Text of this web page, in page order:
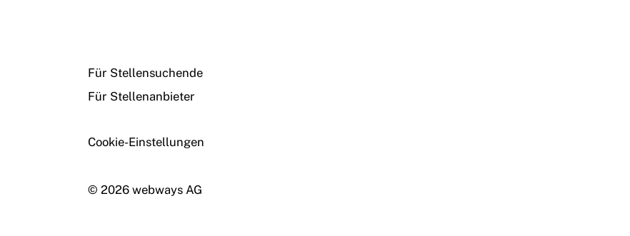
Für Stellensuchende
Für Stellenanbieter
Cookie-Einstellungen
© 2026 webways AG